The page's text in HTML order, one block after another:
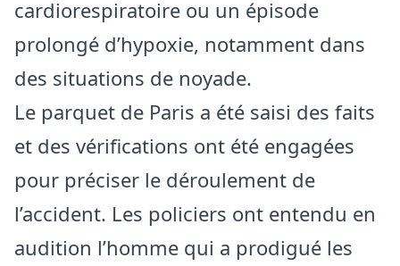
cardiorespiratoire ou un épisode
prolongé d’hypoxie, notamment dans
des situations de noyade.
Le parquet de Paris a été saisi des faits
et des vérifications ont été engagées
pour préciser le déroulement de
l’accident. Les policiers ont entendu en
audition l’homme qui a prodigué les